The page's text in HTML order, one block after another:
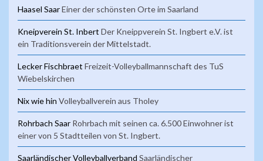
Haasel SaarEiner der schönsten Orte im Saarland
Kneipverein St. Inbert Der Kneippverein St. Ingbert e.V. ist
ein Traditionsverein der Mittelstadt.
Lecker Fischbraet Freizeit-Volleyballmannschaft des TuS
Wiebelskirchen
Nix wie hin Volleyballverein aus Tholey
Rohrbach Saar Rohrbach mit seinen ca. 6.500 Einwohner ist
einer von 5 Stadtteilen von St. Ingbert.
Saarländischer Volleyballverband Saarländischer